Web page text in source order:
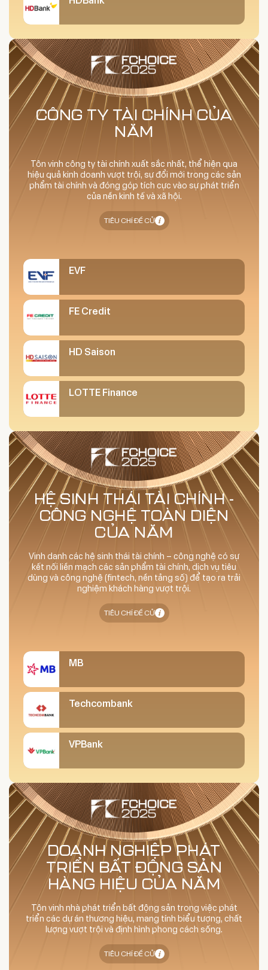
CÔNG TY TÀI CHÍNH CỦA
NĂM
Tôn vinh công ty tài chính xuất sắc nhất, thể hiện qua
hiệu quả kinh doanh vượt trội, sự đổi mới trong các sản
phẩm tài chính và đóng góp tích cực vào sự phát triển
của nền kinh tế và xã hội.
TIÊU CHÍ ĐỀ CỬ
EVF
FE Credit
HD Saison
LOTTE Finance
HỆ SINH THÁI TÀI CHÍNH -
CÔNG NGHỆ TOÀN DIỆN
CỦA NĂM
Vinh danh các hệ sinh thái tài chính – công nghệ có sự
kết nối liền mạch các sản phẩm tài chính, dịch vụ tiêu
dùng và công nghệ (fintech, nền tảng số) để tạo ra trải
nghiệm khách hàng vượt trội.
TIÊU CHÍ ĐỀ CỬ
MB
Techcombank
VPBank
DOANH NGHIỆP PHÁT
TRIỂN BẤT ĐỘNG SẢN
HÀNG HIỆU CỦA NĂM
Tôn vinh nhà phát triển bất động sản trong việc phát
triển các dự án thương hiệu, mang tính biểu tượng, chất
lượng vượt trội và định hình phong cách sống.
TIÊU CHÍ ĐỀ CỬ